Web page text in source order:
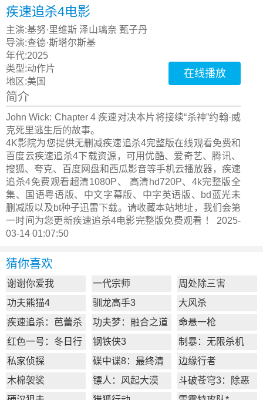
疾速追杀4电影
主演:基努·里维斯 泽山璃奈 甄子丹
导演:查德·斯塔尔斯基
年代:2025
类型:动作片
地区:美国
在线播放
简介
John Wick: Chapter 4 疾速对决本片将接续“杀神”约翰·威
克死里逃生后的故事。
4K影院为您提供无删减疾速追杀4完整版在线观看免费和
百度云疾速追杀4下载资源，可用优酷、爱奇艺、腾讯、
搜狐、夸克、百度网盘和西瓜影音等手机云播放器，疾速
追杀4免费观看超清1080P、 高清hd720P、4k完整版全
集、国语粤语版、中文字幕版、中字英语版、bd蓝光未
删减版以及bt种子迅雷下载。请收藏本站地址，我们会第
一时间为您更新疾速追杀4电影完整版免费观看 ！ 2025-
03-14 01:07:50
猜你喜欢
谢谢你爱我 一代宗师
周处除三害
功夫熊猫4
驯龙高手3
大风杀
疾速追杀：芭蕾杀
姬
功夫梦：融合之道
命悬一枪
红色一号：冬日行
动
钢铁侠3
制暴：无限杀机
私家侦探
碟中谍8：最终清
算
边缘行者
木棉袈裟
镖人：风起大漠
斗破苍穹3：除恶